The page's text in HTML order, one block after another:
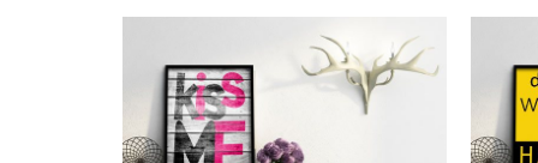
wiele
wariantów.
można